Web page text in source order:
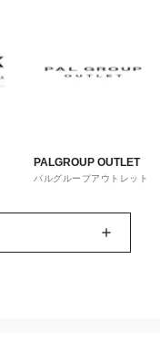
PALGROUP OUTLET
パルグループアウトレット